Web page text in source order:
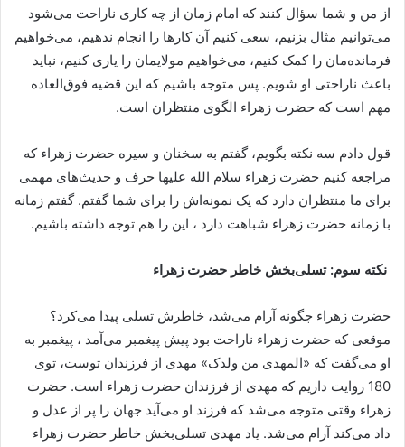
از من و شما سؤال کنند که امام زمان از چه کاری ناراحت می‌شود
می‌توانیم مثال بزنیم، سعی کنیم آن کارها را انجام ندهیم، می‌خواهیم
فرمانده‌مان را کمک کنیم، می‌خواهیم مولایمان را یاری کنیم، نباید
باعث ناراحتی او شویم. پس متوجه باشیم که این قضیه فوق‌العاده
مهم است که حضرت زهراء الگوی منتظران است.
قول دادم سه نکته بگویم، گفتم به سخنان و سیره حضرت زهراء که
مراجعه کنیم حضرت زهراء سلام الله علیها حرف و حدیث‌های مهمی
برای ما منتظران دارد که یک نمونه‌اش را برای شما گفتم. گفتم زمانه
با زمانه حضرت زهراء شباهت دارد ، این را هم توجه داشته باشیم.
نکته سوم: تسلی‌بخش خاطر حضرت زهراء
حضرت زهراء چگونه آرام می‌شد، خاطرش تسلی پیدا می‌کرد؟
موقعی که حضرت زهراء ناراحت بود پیش پیغمبر می‌آمد ، پیغمبر به
او می‌گفت که «المهدی من ولدک» مهدی از فرزندان توست، توی
180 روایت داریم که مهدی از فرزندان حضرت زهراء است. حضرت
زهراء وقتی متوجه می‌شد که فرزند او می‌آید جهان را پر از عدل و
داد می‌کند آرام می‌شد. یاد مهدی تسلی‌بخش خاطر حضرت زهراء